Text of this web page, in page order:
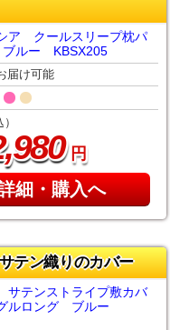
ア クールスリープ枕パ
ルー KBSX205
届け可能
,980円
細・購入へ
テン織りのカバー
テンストライプ敷カバ
ルロング ブルー